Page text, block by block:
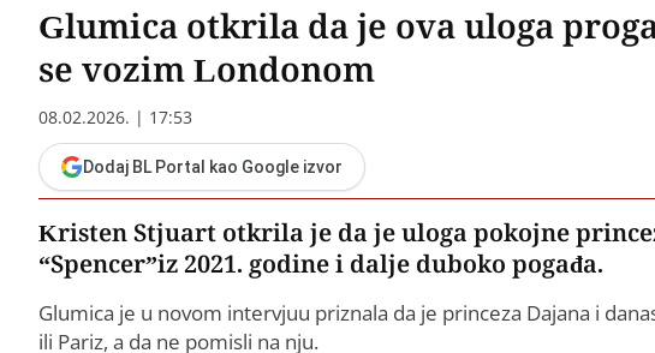
Glumica otkrila da je ova uloga
se vozim Londonom
08.02.2026. | 17:53
Dodaj BL Portal kao Google izvor
Kristen Stjuart otkrila je da je uloga pokojne
“Spencer”iz 2021. godine i dalje duboko pogađa.
Glumica je u novom intervjuu priznala da je princeza Dajana i
ili Pariz, a da ne pomisli na nju.